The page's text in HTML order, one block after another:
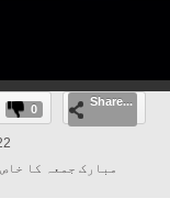
Volume
0
Share...
مبارک جمعہ کا